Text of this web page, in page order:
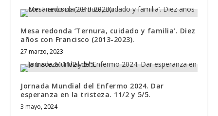
Mesa redonda ‘Ternura, cuidado y familia’. Diez
años con Francisco (2013-2023).
27 marzo, 2023
Jornada Mundial del Enfermo 2024. Dar
esperanza en la tristeza. 11/2 y 5/5.
3 mayo, 2024